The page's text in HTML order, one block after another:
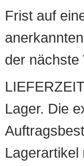
Frist auf
der nächste
Lager. Die
Lagerartikel